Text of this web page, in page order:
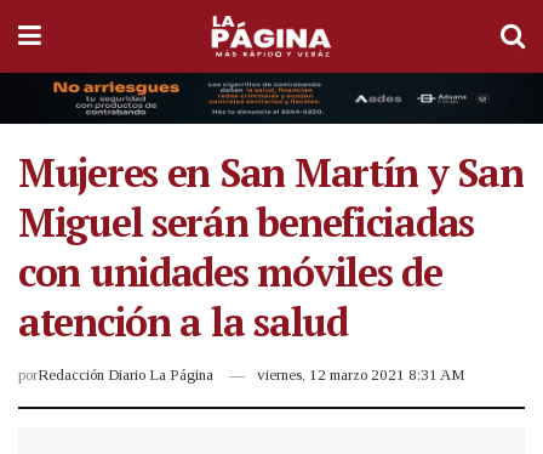
Mujeres en San Martín y San
Miguel serán beneficiadas
con unidades móviles de
atención a la salud
porRedacción Diario La Página viernes, 12 marzo 2021 8:31 AM